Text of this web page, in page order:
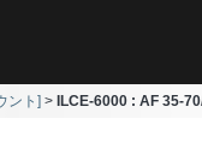
ント] ILCE-6000 : AF 35-